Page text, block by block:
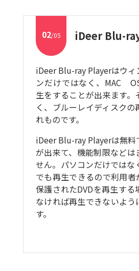
02/05 iDeer Blu-
iDeer Blu-ray Playerはウィ
ンだけではなく、MAC
生をすることが出来ます。
く、ブルーレイディスクの
れものです。
iDeer Blu-ray Playerは無料
が出来て、機能制限などは
せん。パソコンだけではな
でも再生できるので利用者
保護されたDVDを再生する
なければ再生できないよう
す。